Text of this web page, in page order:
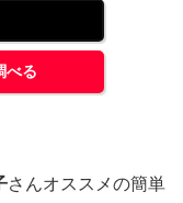
べる
さんオススメの簡単